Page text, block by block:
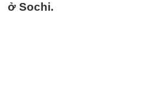
ở Sochi.